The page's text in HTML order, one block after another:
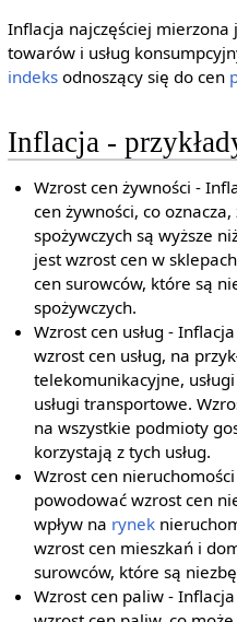
Inflacja najczęściej mierzona
towarów i usług
indeksodnoszący się do cen
Inflacja -
Wzrost cen żywności -
cen żywności, co
spożywczych są wyższe
jest wzrost cen w
cen surowców, które są
spożywczych.
Wzrost cen usług -
wzrost cen usług, na
telekomunikacyjne,
usługi transportowe.
na wszystkie podmioty
korzystają z tych usług.
Wzrost cen
powodować wzrost cen
wpływ na rynek
wzrost cen mieszkań i
surowców, które są
Wzrost cen paliw -